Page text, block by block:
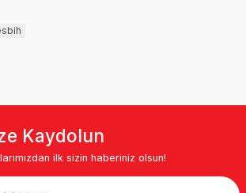
Kaydolun
ilk sizin haberiniz olsun!